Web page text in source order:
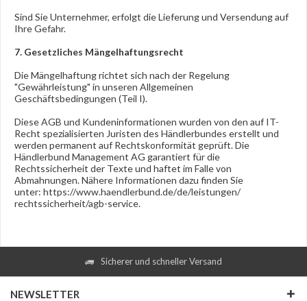
Sind Sie Unternehmer, erfolgt die Lieferung und Versendung auf
Ihre Gefahr.
7. Gesetzliches Mängelhaftungsrecht
Die Mängelhaftung richtet sich nach der Regelung
"Gewährleistung" in unseren Allgemeinen
Geschäftsbedingungen (Teil I).
Diese AGB und Kundeninformationen wurden von den auf IT-
Recht spezialisierten Juristen des Händlerbundes erstellt und
werden permanent auf Rechtskonformität geprüft. Die
Händlerbund Management AG garantiert für die
Rechtssicherheit der Texte und haftet im Falle von
Abmahnungen. Nähere Informationen dazu finden Sie
unter: https://www.haendlerbund.de/de/leistungen/
rechtssicherheit/agb-service.
Sicherer und schneller Versand
NEWSLETTER